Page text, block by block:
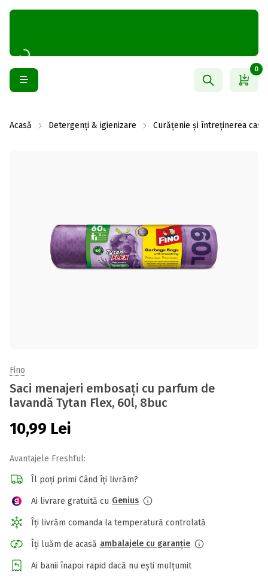
0
Acasă Detergenți & igienizare Curățenie și întreținerea casei
Fino
Saci menajeri embosați cu parfum de
lavandă Tytan Flex, 60l, 8buc
10,99 Lei
Avantajele Freshful:
Îl poți primi Când îți livrăm?
Ai livrare gratuită cu Genius
Îți livrăm comanda la temperatură controlată
Îți luăm de acasă ambalajele cu garanție
Ai banii înapoi rapid dacă nu ești mulțumit